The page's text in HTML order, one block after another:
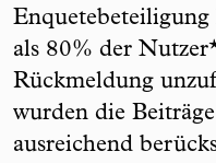
Enquetebeteiligung
als 80% der
Rückmeldung
wurden die
ausreichend